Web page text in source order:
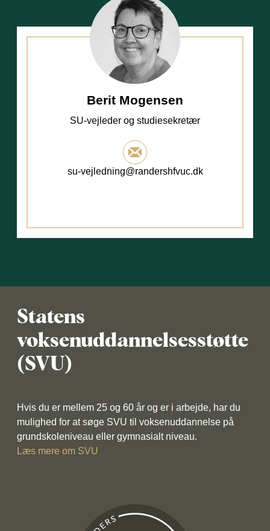
Berit Mogensen
SU-vejleder og studiesekretær
su-vejledning@randershfvuc.dk
Statens
voksenuddannelsesstøtte
(SVU)
Hvis du er mellem 25 og 60 år og er i arbejde, har du
mulighed for at søge SVU til voksenuddannelse på
grundskoleniveau eller gymnasialt niveau.
Læs mere om SVU